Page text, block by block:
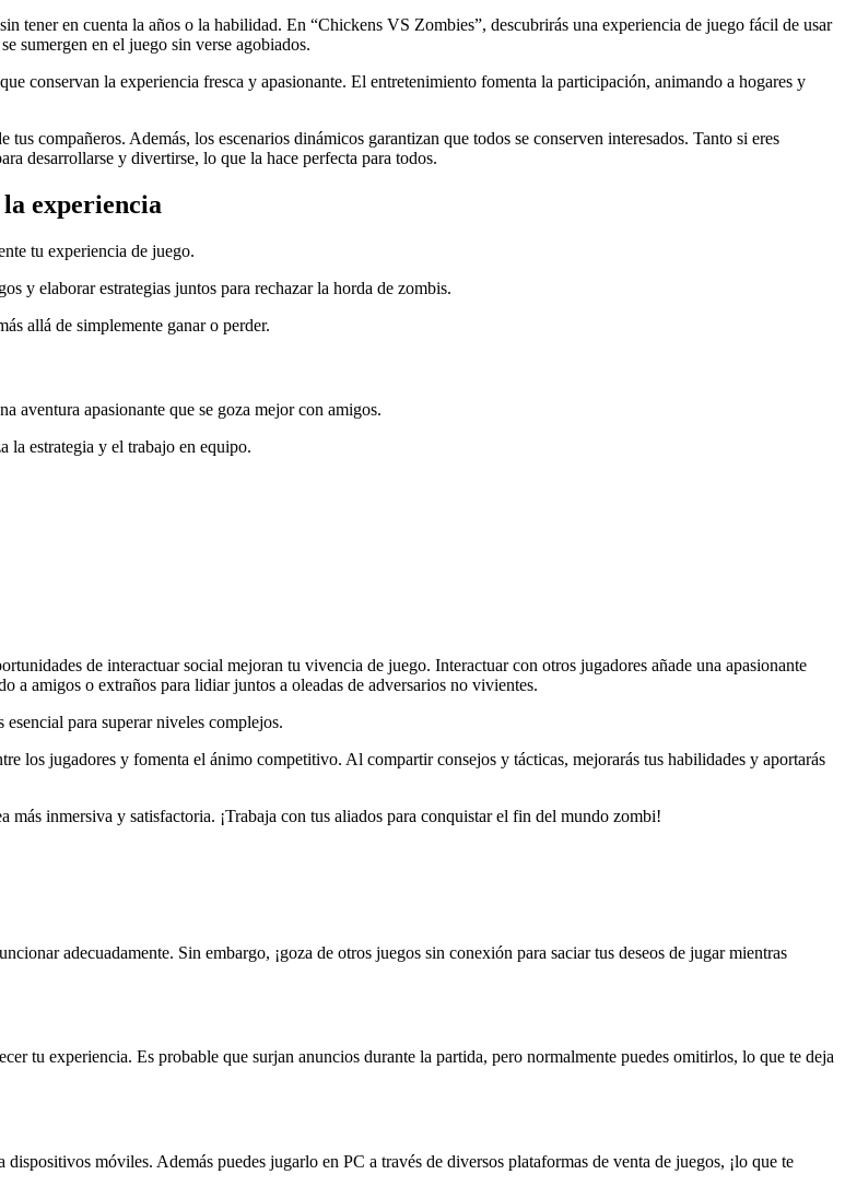
tener en cuenta la años o la habilidad. En “Chickens VS Zombies”, descubrirás una experiencia de juego fácil de usar
sumergen en el juego sin verse agobiados.
conservan la experiencia fresca y apasionante. El entretenimiento fomenta la participación, animando a hogares y
compañeros. Además, los escenarios dinámicos garantizan que todos se conserven interesados. Tanto si eres
desarrollarse y divertirse, lo que la hace perfecta para todos.
experiencia
tu experiencia de juego.
y elaborar estrategias juntos para rechazar la horda de zombis.
allá de simplemente ganar o perder.
aventura apasionante que se goza mejor con amigos.
la estrategia y el trabajo en equipo.
de interactuar social mejoran tu vivencia de juego. Interactuar con otros jugadores añade una apasionante
a amigos o extraños para lidiar juntos a oleadas de adversarios no vivientes.
para superar niveles complejos.
los jugadores y fomenta el ánimo competitivo. Al compartir consejos y tácticas, mejorarás tus habilidades y aportarás
más inmersiva y satisfactoria. ¡Trabaja con tus aliados para conquistar el fin del mundo zombi!
adecuadamente. Sin embargo, ¡goza de otros juegos sin conexión para saciar tus deseos de jugar mientras
tu experiencia. Es probable que surjan anuncios durante la partida, pero normalmente puedes omitirlos, lo que te deja
móviles. Además puedes jugarlo en PC a través de diversos plataformas de venta de juegos, ¡lo que te